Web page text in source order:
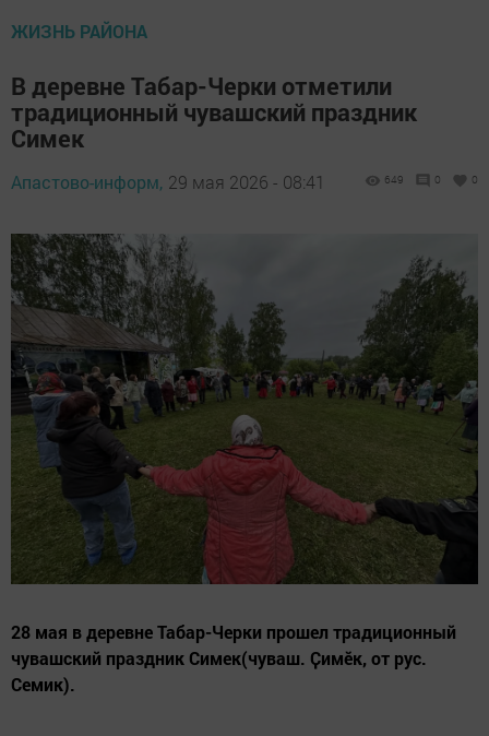
ЖИЗНЬ РАЙОНА
В деревне Табар-Черки отметили
традиционный чувашский праздник
Симек
Апастово-информ, 29 мая 2026 - 08:41 649 0 0
28 мая в деревне Табар-Черки прошел традиционный
чувашский праздник Симек(чуваш. Ҫимӗк, от рус.
Семик).